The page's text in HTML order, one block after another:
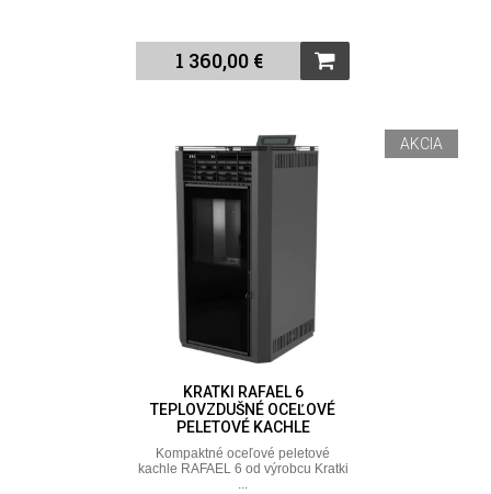
1 360,00 €
AKCIA
KRATKI RAFAEL 6
TEPLOVZDUŠNÉ OCEĽOVÉ
PELETOVÉ KACHLE
Kompaktné oceľové peletové
kachle RAFAEL 6 od výrobcu Kratki
...